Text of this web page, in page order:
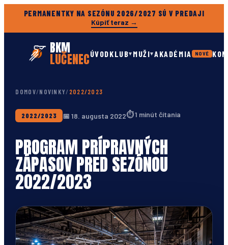
PERMANENTKY NA SEZÓNU 2026/2027 SÚ V PREDAJI
Kúpiť teraz →
BKM
LUČENECÚVODKLUB▾ MUŽI▾AKADÉMIA NOVÉ
DOMOV/NOVINKY/ 2022/2023
2022/2023 📅18. augusta 2022⏱1 minút čítania
PROGRAM PRÍPRAVNÝCH
ZÁPASOV PRED SEZÓNOU
2022/2023